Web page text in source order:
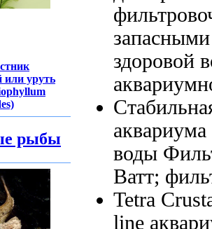
уруть
рыбы
здоровой
воды
Ватт;
Tetra
line